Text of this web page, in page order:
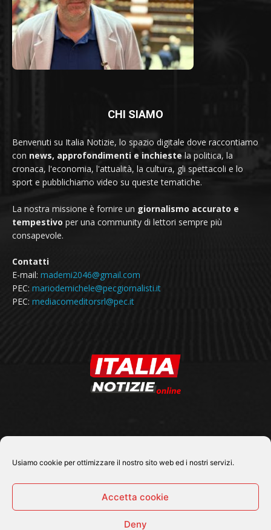
Usiamo cookie per ottimizzare il nostro sito web ed i nostri servizi.
Accetta cookie
Deny
CHI SIAMO
Benvenuti su Italia Notizie, lo spazio digitale dove raccontiamo
con news, approfondimenti e inchieste la politica, la
cronaca, l'economia, l'attualità, la cultura, gli spettacoli e lo
sport e pubblichiamo video su queste tematiche.
La nostra missione è fornire un giornalismo accurato e
tempestivo per una community di lettori sempre più
consapevole.
Contatti
E-mail: mademi2046@gmail.com
PEC: mariodemichele@pecgiornalisti.it
PEC: mediacomeditorsrl@pec.it
SEGUICI SU